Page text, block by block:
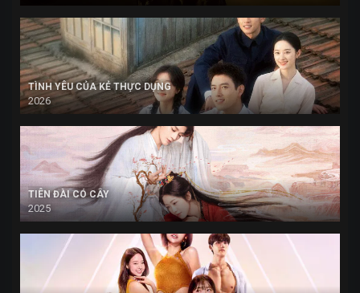
TÌNH YÊU CỦA KẺ THỰC DỤNG
2026
TIÊN ĐÀI CÓ CÂY
2025